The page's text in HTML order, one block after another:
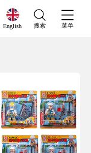
English 搜索 菜单